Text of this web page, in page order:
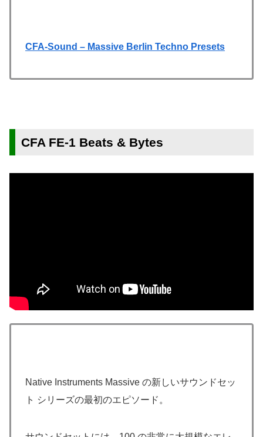
CFA-Sound – Massive Berlin Techno Presets
CFA FE-1 Beats & Bytes
Native Instruments Massive の新しいサウンドセッ
ト シリーズの最初のエピソード。